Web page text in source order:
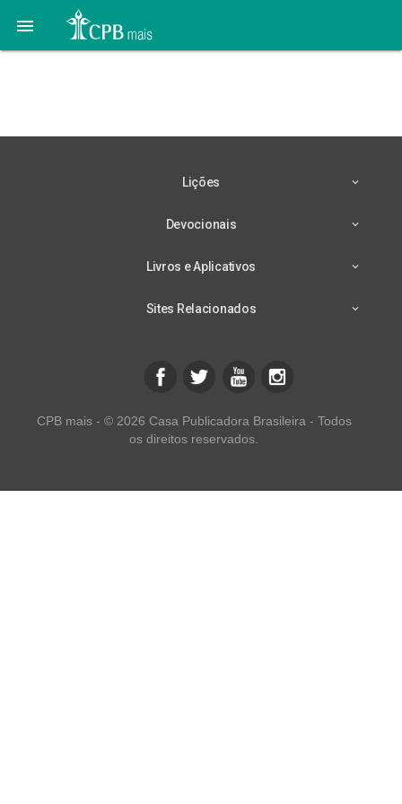

Lições
Devocionais
Livros e Aplicativos
Sites Relacionados
CPB mais - © 2026 Casa Publicadora Brasileira - Todos
os direitos reservados.